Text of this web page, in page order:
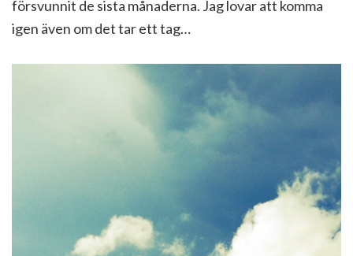
försvunnit de sista månaderna. Jag lovar att komma
igen även om det tar ett tag…